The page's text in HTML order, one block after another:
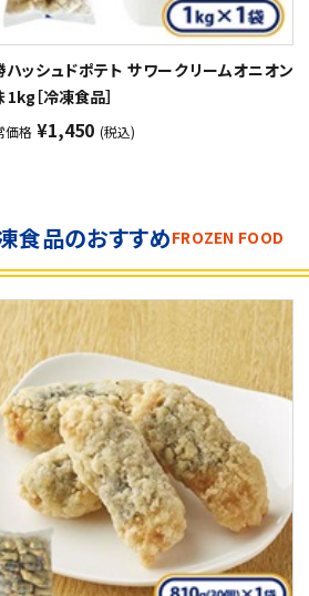
ッシュドポテト サワークリームオニオン
1kg［冷凍食品］
価格 ¥1,450 (税込)
食品のおすすめFROZEN FOOD